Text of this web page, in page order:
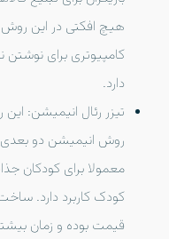
هیچ افکتی در این
کامپیوتری برای نوشتن
دارد.
تیزر رئال انیمیشن:
روش انیمیشن دو
معمولا برای کودکان
کودک کاربرد دارد.
قیمت بوده و زمان